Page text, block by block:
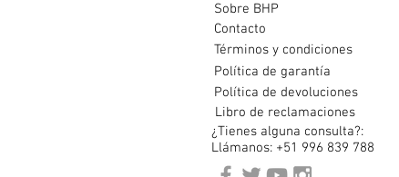
Sobre BHP
Contacto
Términos y condiciones
Política de garantía
Política de devoluciones
Libro de reclamaciones
¿Tienes alguna consulta?:
Llámanos: +51 996 839 788